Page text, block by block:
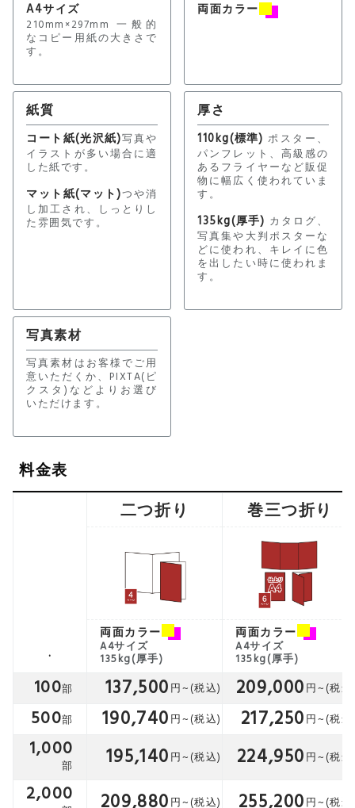
A4サイズ
210mm×297mm 一般的
なコピー用紙の大きさで
す。
両面カラー
紙質
コート紙(光沢紙)写真や
イラストが多い場合に適
した紙です。
マット紙(マット)つや消
し加工され、しっとりし
た雰囲気です。
厚さ
110kg(標準) ポスター、
パンフレット、高級感の
あるフライヤーなど販促
物に幅広く使われていま
す。
135kg(厚手) カタログ、
写真集や大判ポスターな
どに使われ、キレイに色
を出したい時に使われま
す。
写真素材
写真素材はお客様でご用
意いただくか、PIXTA(ピ
クスタ)などよりお選び
いただけます。
料金表
.
二つ折り 巻三つ折り
両面カラー
A4サイズ
135kg(厚手)
両面カラー
A4サイズ
135kg(厚手)
100 137,500 209,000
500 190,740 217,250
1,000 195,140 224,950
2,000